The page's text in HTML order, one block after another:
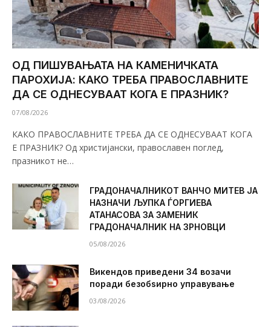
ОД ПИШУВАЊАТА НА КАМЕНИЧКАТА
ПАРОХИЈА: КАКО ТРЕБА ПРАВОСЛАВНИТЕ
ДА СЕ ОДНЕСУВААТ КОГА Е ПРАЗНИК?
07/08/2026
КАКО ПРАВОСЛАВНИТЕ ТРЕБА ДА СЕ ОДНЕСУВААТ КОГА
Е ПРАЗНИК? Од христијански, православен поглед,
празникот не…
ГРАДОНАЧАЛНИКОТ ВАНЧО МИТЕВ ЈА
НАЗНАЧИ ЉУПКА ЃОРГИЕВА
АТАНАСОВА ЗА ЗАМЕНИК
ГРАДОНАЧАЛНИК НА ЗРНОВЦИ
05/08/2026
Викендов приведени 34 возачи
поради безобѕирно управување
03/08/2026